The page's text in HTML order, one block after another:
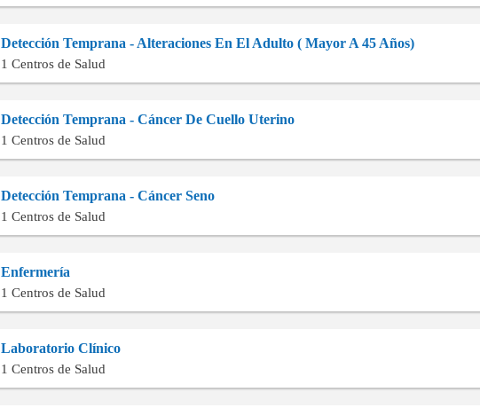
Detección Temprana - Alteraciones En El Adulto ( Mayor A 45 Años)
1 Centros de Salud
Detección Temprana - Cáncer De Cuello Uterino
1 Centros de Salud
Detección Temprana - Cáncer Seno
1 Centros de Salud
Enfermería
1 Centros de Salud
Laboratorio Clínico
1 Centros de Salud